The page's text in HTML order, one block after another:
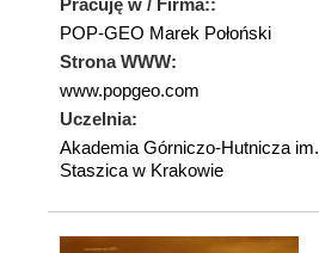
Pracuję w / Firma::
POP-GEO Marek Połoński
Strona WWW:
www.popgeo.com
Uczelnia:
Akademia Górniczo-Hutnicza im.
Staszica w Krakowie